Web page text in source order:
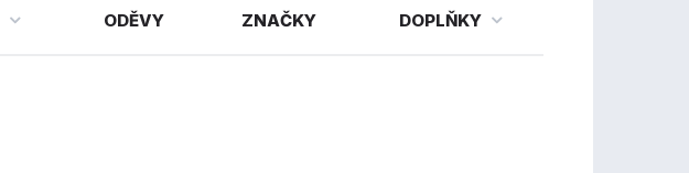
ODĚVY ZNAČKY DOPLŇKY